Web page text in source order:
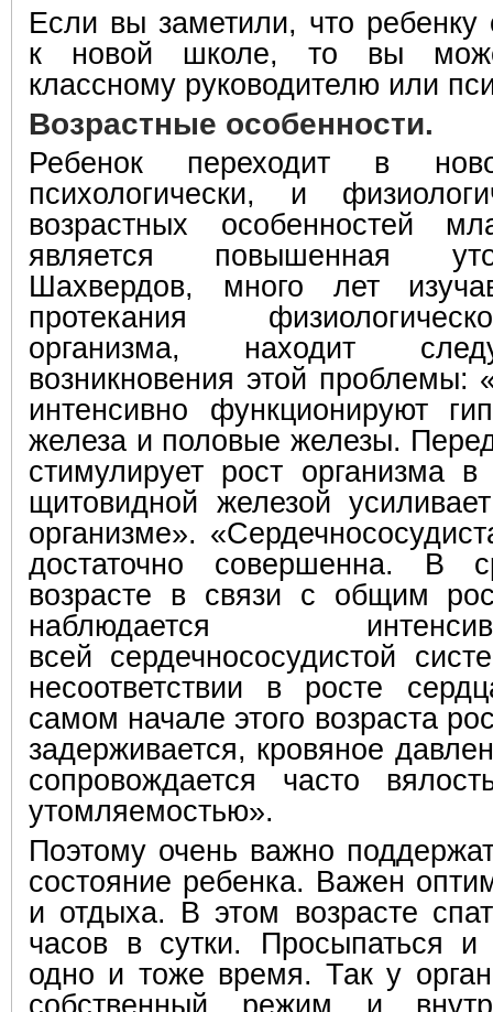
Если вы заметили, что ребенку
к новой школе, то вы
классному руководителю или
Возрастные особенности.
Ребенок переходит в
психологически, и
возрастных особенностей
является повышенная
Шахвердов, много лет
протекания
организма, находит
возникновения этой проблемы:
интенсивно функционируют
железа и половые железы.
стимулирует рост организма
щитовидной железой
организме».
достаточно совершенна. В
возрасте в связи с общим
наблюдается
всей сердечнососудистой
несоответствии в росте
самом начале этого возраста
задерживается, кровяное
сопровождается часто
утомляемостью».
Поэтому очень важно
состояние ребенка. Важен
и отдыха. В этом возрасте
часов в сутки. Просыпаться
одно и тоже время. Так у
собственный режим и